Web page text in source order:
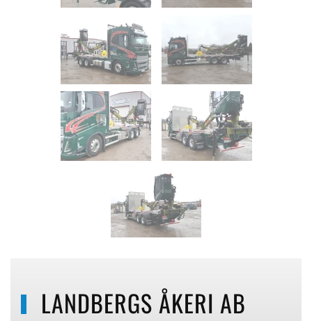
LANDBERGS ÅKERI AB